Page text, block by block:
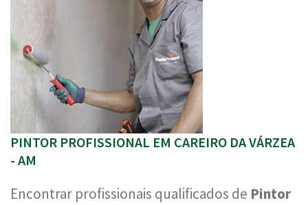
PINTOR PROFISSIONAL EM CAREIRO DA VÁRZEA
- AM
Encontrar profissionais qualificados de Pintor